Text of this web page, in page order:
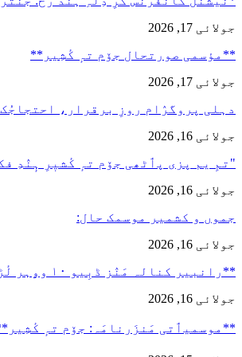
جولائی 17, 2026
**مؤسمی صورتحال جۆم تہٕ کٔشِیر**
جولائی 17, 2026
دہلی پروگرٛام روزِ برقرار،
جولائی 16, 2026
"تمِ یم پزی پٲٹھی جۆم تہٕ کٔشیٖرِ ہٕنٛدِ
جولائی 16, 2026
جموں و کشمیر موسمک حال:
جولائی 16, 2026
**رانبیر کنالہ مَنٛز ڈبِیو ۱۰ وۄہر لٔڑکہِ، ایس ڈی آر ایفَن…
جولائی 16, 2026
**موسمیٲتی مَنزَرنامَہ: جۆم تہٕ